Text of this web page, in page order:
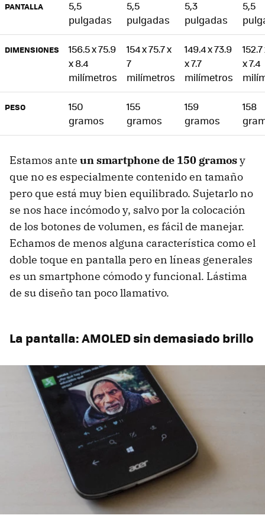
PANTALLA
5,5
pulgadas
5,5
pulgadas
5,3
pulgadas
5,5
DIMENSIONES
156.5 x 75.9
x 8.4
milímetros
154 x 75.7 x
7
milímetros
149.4 x 73.9
x 7.7
milímetros
x 7.4
PESO
150
gramos
155
gramos
159
gramos
158
Estamos ante un smartphone de 150 gramosy
que no es especialmente contenido en tamaño
pero que está muy bien equilibrado. Sujetarlo no
se nos hace incómodo y, salvo por la colocación
de los botones de volumen, es fácil de manejar.
Echamos de menos alguna característica como el
doble toque en pantalla pero en líneas generales
es un smartphone cómodo y funcional. Lástima
de su diseño tan poco llamativo.
La pantalla: AMOLED sin demasiado brillo